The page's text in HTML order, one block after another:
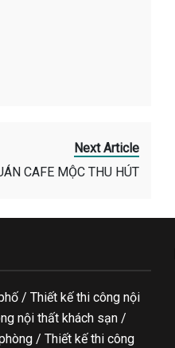
Next Article
CAFE MỘC THU HÚT
/ Thiết kế thi công nội
nội thất khách sạn /
/Thiết kế thi công